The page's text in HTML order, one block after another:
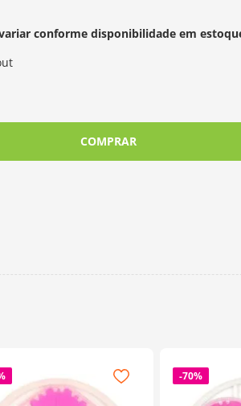
conforme disponibilidade em
COMPRAR
-70%